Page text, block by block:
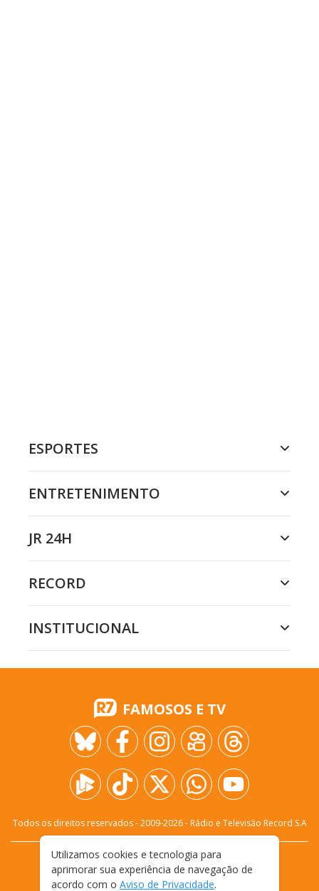
ESPORTES
ENTRETENIMENTO
JR 24H
RECORD
INSTITUCIONAL
FAMOSOS E TV
Todos os direitos reservados - 2009-2026- Rádio e Televisão Record S.A
FALE CONOSCO
PRIVACIDADE
TERMOS E CONDIÇÕES DE USO
Utilizamos cookies e tecnologia para
aprimorar sua experiência de navegação de
acordo com o Aviso de Privacidade.